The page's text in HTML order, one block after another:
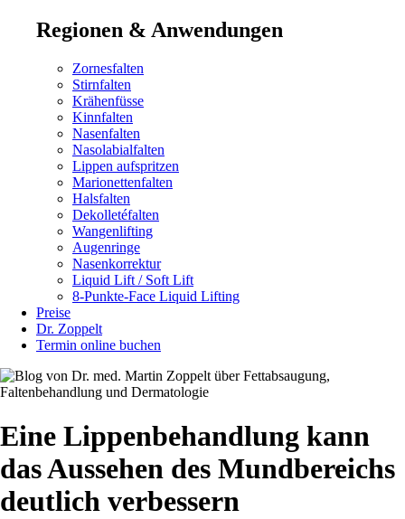
Regionen & Anwendungen
Zornesfalten
Stirnfalten
Krähenfüsse
Kinnfalten
Nasenfalten
Nasolabialfalten
Lippen aufspritzen
Marionettenfalten
Halsfalten
Dekolletéfalten
Wangenlifting
Augenringe
Nasenkorrektur
Liquid Lift / Soft Lift
8-Punkte-Face Liquid Lifting
Preise
Dr. Zoppelt
Termin online buchen
Eine Lippenbehandlung kann
das Aussehen des Mundbereichs
deutlich verbessern